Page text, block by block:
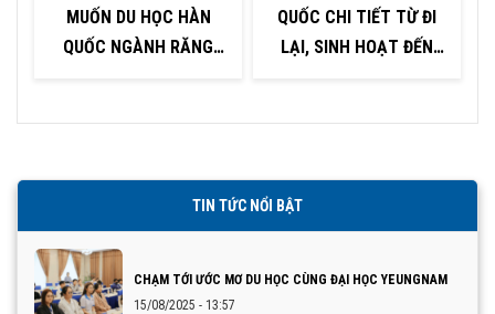
MUỐN DU HỌC HÀN
QUỐC NGÀNH RĂNG
QUỐC CHI TIẾT TỪ ĐI
LẠI, SINH HOẠT ĐẾN
TIN TỨC NỔI BẬT
CHẠM TỚI ƯỚC MƠ DU HỌC CÙNG ĐẠI HỌC YEUNGNAM
15/08/2025 - 13:57